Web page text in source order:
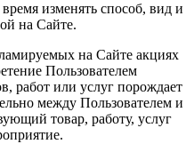
изменять способ, вид и
на Сайте.
на Сайте акциях
Пользователем
работ или услуг порождает
между Пользователем и
товар, работу, услуг